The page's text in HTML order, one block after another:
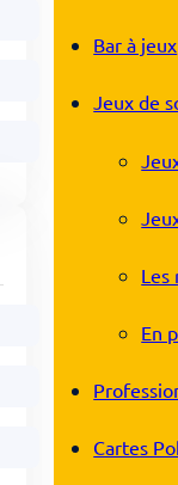
Bar à jeux
Jeux de
Les
En
Cartes